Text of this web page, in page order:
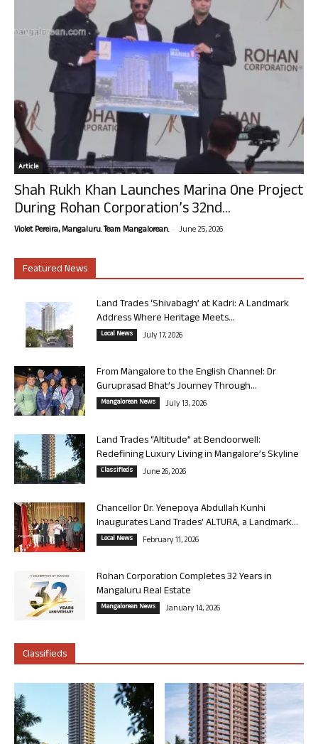
Article
Shah Rukh Khan Launches Marina One Project
During Rohan Corporation’s 32nd...
Violet Pereira, Mangaluru. Team Mangalorean. - June 25, 2026
Featured News
Land Trades ‘Shivabagh’ at Kadri: A Landmark
Address Where Heritage Meets...
Local News July 17, 2026
From Mangalore to the English Channel: Dr
Guruprasad Bhat’s Journey Through...
Mangalorean News July 13, 2026
Land Trades “Altitude” at Bendoorwell:
Redefining Luxury Living in Mangalore’s Skyline
Classifieds June 26, 2026
Chancellor Dr. Yenepoya Abdullah Kunhi
Inaugurates Land Trades’ ALTURA, a Landmark...
Local News February 11, 2026
Rohan Corporation Completes 32 Years in
Mangaluru Real Estate
Mangalorean News January 14, 2026
Classifieds